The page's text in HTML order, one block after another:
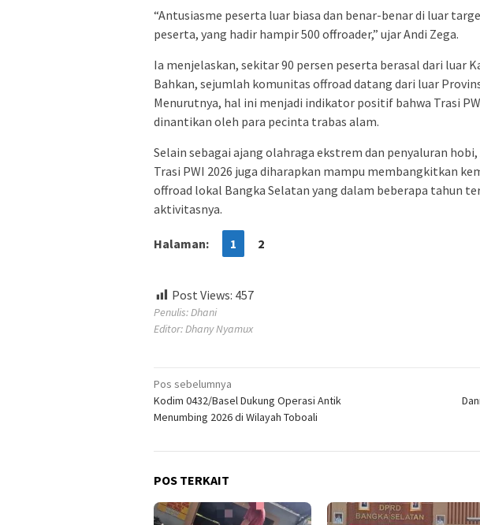
“Antusiasme peserta luar biasa dan benar-benar di luar
peserta, yang hadir hampir 500 offroader,” ujar Andi Zega.
Ia menjelaskan, sekitar 90 persen peserta berasal dari luar
Bahkan, sejumlah komunitas offroad datang dari luar
Menurutnya, hal ini menjadi indikator positif bahwa Trasi
dinantikan oleh para pecinta trabas alam.
Selain sebagai ajang olahraga ekstrem dan penyaluran
Trasi PWI 2026 juga diharapkan mampu membangkitkan
offroad lokal Bangka Selatan yang dalam beberapa tahun
aktivitasnya.
Halaman: 1 2
Post Views: 457
Penulis: Dhani
Editor: Dhany Nyamux
Navigasi
pos
Pos sebelumnya
Kodim 0432/Basel Dukung Operasi Antik
Menumbing 2026 di Wilayah Toboali
POS TERKAIT